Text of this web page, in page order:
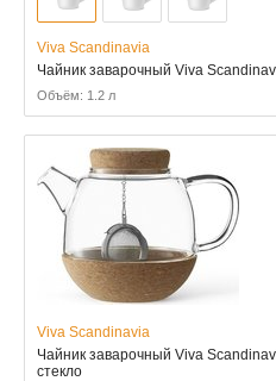
Viva Scandinavia
Чайник заварочный Viva
Объём: 1.2 л
Viva Scandinavia
Чайник заварочный Viva
стекло